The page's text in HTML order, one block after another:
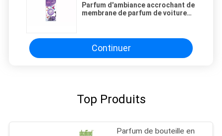
Parfum d'ambiance accrochant de
membrane de parfum de voiture
Continuer
Top Produits
Parfum de bouteille en